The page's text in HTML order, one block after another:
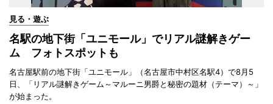
見る・遊ぶ
名駅の地下街「ユニモール」でリアル謎解きゲー
ム フォトスポットも
名古屋駅前の地下街「ユニモール」（名古屋市中村区名駅4）で8月5
日、「リアル謎解きゲーム～マルーニ男爵と秘密の題材（テーマ）～」
が始まった。